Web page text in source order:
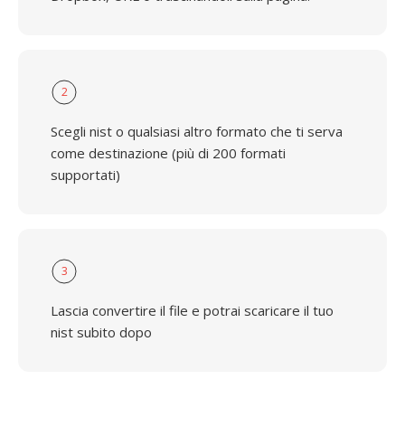
2
Scegli nist o qualsiasi altro formato che ti serva
come destinazione (più di 200 formati
supportati)
3
Lascia convertire il file e potrai scaricare il tuo
nist subito dopo